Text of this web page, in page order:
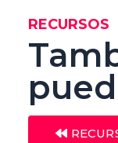
RECURSOS